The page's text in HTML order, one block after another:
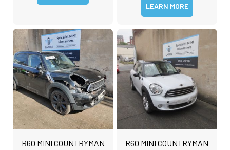
LEARN MORE
R60 MINI COUNTRYMAN
R60 MINI COUNTRYMAN